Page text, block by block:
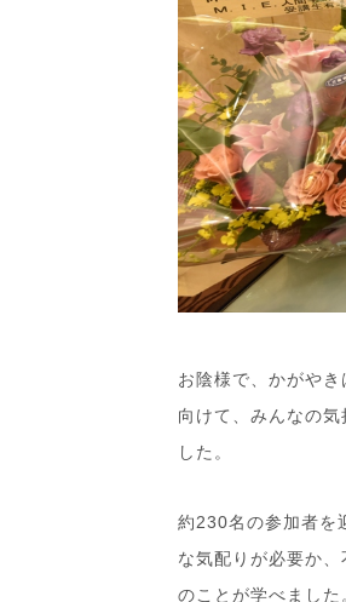
お陰様で、かがや
向けて、みんなの
した。
約230名の参加者を
な気配りが必要か
のことが学べました